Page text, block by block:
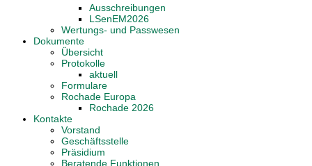
Ausschreibungen
LSenEM2026
Wertungs- und Passwesen
Dokumente
Übersicht
Protokolle
aktuell
Formulare
Rochade Europa
Rochade 2026
Kontakte
Vorstand
Geschäftsstelle
Präsidium
Beratende Funktionen